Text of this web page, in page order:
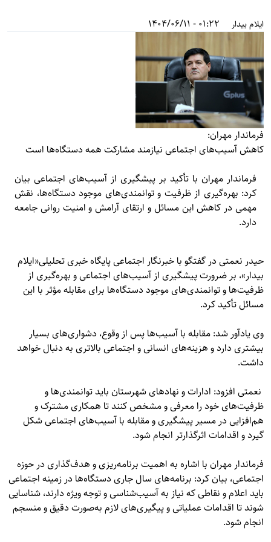
ایلام بیدار 01:22 - 1404/06/11
فرماندار مهران:
کاهش آسیب‌های اجتماعی نیازمند مشارکت همه دستگاه‌ها است
فرماندار مهران با تأکید بر پیشگیری از آسیب‌های اجتماعی بیان
کرد: بهره‌گیری از ظرفیت و توانمندی‌های موجود دستگاه‌ها، نقش
مهمی در کاهش این مسائل و ارتقای آرامش و امنیت روانی جامعه
دارد.
حیدر نعمتی در گفتگو با خبرنگار اجتماعی پایگاه خبری تحلیلی«ایلام
بیدار»، بر ضرورت پیشگیری از آسیب‌های اجتماعی و بهره‌گیری از
ظرفیت‌ها و توانمندی‌های موجود دستگاه‌ها برای مقابله مؤثر با این
مسائل تأکید کرد.
وی یادآور شد: مقابله با آسیب‌ها پس از وقوع، دشواری‌های بسیار
بیشتری دارد و هزینه‌های انسانی و اجتماعی بالاتری به دنبال خواهد
داشت.
نعمتی افزود: ادارات و نهادهای شهرستان باید توانمندی‌ها و
ظرفیت‌های خود را معرفی و مشخص کنند تا همکاری مشترک و
هم‌افزایی در مسیر پیشگیری و مقابله با آسیب‌های اجتماعی شکل
گیرد و اقدامات اثرگذارتر انجام شود.
فرماندار مهران با اشاره به اهمیت برنامه‌ریزی و هدف‌گذاری در حوزه
اجتماعی، بیان کرد: برنامه‌های سال جاری دستگاه‌ها در زمینه اجتماعی
باید اعلام و نقاطی که نیاز به آسیب‌شناسی و توجه ویژه دارند، شناسایی
شوند تا اقدامات عملیاتی و پیگیری‌های لازم به‌صورت دقیق و منسجم
انجام شود.